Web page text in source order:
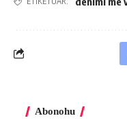
Abonohu